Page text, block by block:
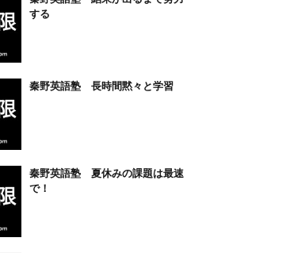
する
秦野英語塾 長時間黙々と学習
秦野英語塾 夏休みの課題は最速
で！